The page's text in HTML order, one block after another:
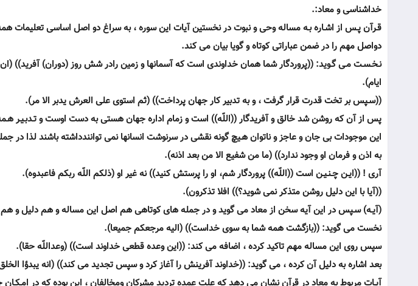
خداشناسى و معاد:.
قـرآن پـس از اشـاره بـه مساله وحى و نبوت در نخستين آيات اين سوره ، به سراغ دو اصل اساسى تعليمات
دواصل مهم را در ضمن عباراتى كوتاه و گويا بيان مى كند.
نـخـسـت مـى گـويد: ((پروردگار شما همان خداوندى است كه آسمانها و زمين رادر شش روز (دوران) آفريد))
ايام).
((سـپس بر تخت قدرت قرار گرفت ، و به تدبير كار جهان پرداخت)) (ثم استوى على العرش يدبر الا مر).
پس از آن كه روشن شد خالق و آفريدگار ((اللّه)) است و زمام اداره جهان هستى به دست اوست و تـدبـيـر
اين موجودات بى جان و عاجز و ناتوان هـيچ گونه نقشى در سرنوشت انسانها نمى توانندداشته باشند لذا
به اذن و فرمان او وجود ندارد)) (ما من شفيع الا من بعد اذنه).
آرى ! ((ايـن چـنـيـن است ((اللّه)) پروردگار شم، او را پرستش كنيد)) نه غير او (ذلكم اللّه ربكم فاعبدوه).
((آيا با اين دليل روشن متذكر نمى شويد؟)) افلا تذكرون).
(آيـه) سـپس در اين آيه سخن از معاد مى گويد و در جمله هاى كوتاهى هم اصل اين مساله و هم دليل و
نخست مى گويد: ((بازگشت همه شما به سوى خداست)) (اليه مرجعكم جميعا).
سپس روى اين مساله مهم تاكيد كرده ، اضافه مى كند: ((اين وعده قطعى خداوند است)) (وعداللّه حقا).
بعد اشاره به دليل آن كرده ، مى گويد: ((خداوند آفرينش را آغاز كرد و سپس تجديد مى كند)) (انه يبدؤا